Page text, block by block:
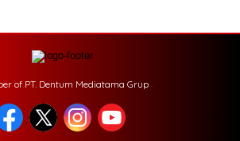
of PT. Dentum Mediatama Grup